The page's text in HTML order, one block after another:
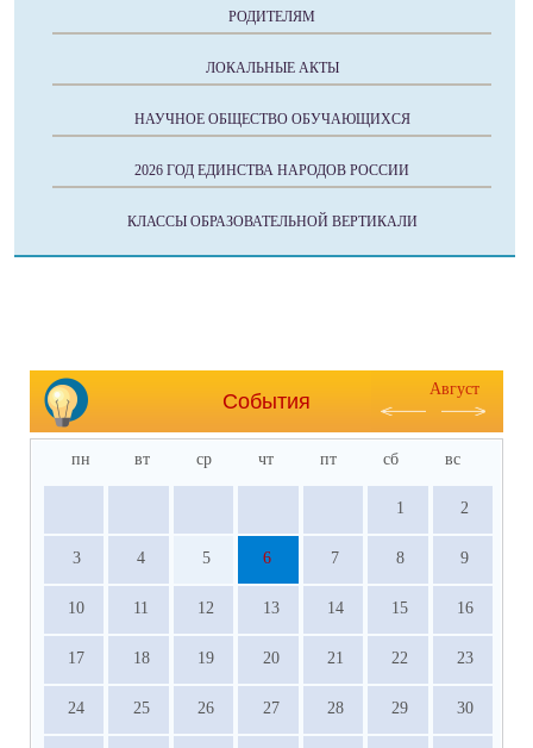
РОДИТЕЛЯМ
ЛОКАЛЬНЫЕ АКТЫ
НАУЧНОЕ ОБЩЕСТВО ОБУЧАЮЩИХСЯ
2026 ГОД ЕДИНСТВА НАРОДОВ РОССИИ
КЛАССЫ ОБРАЗОВАТЕЛЬНОЙ ВЕРТИКАЛИ
События
Август
пн вт ср чт пт сб вс
1 2
3 4 5 6 7 8 9
10 11 12 13 14 15 16
17 18 19 20 21 22 23
24 25 26 27 28 29 30